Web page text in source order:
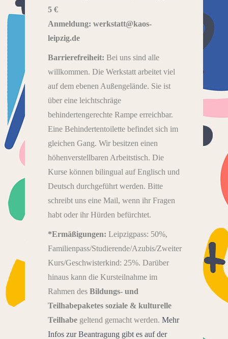
5 €
Anmeldung: werkstatt@kaos-
leipzig.de
Barrierefreiheit: Bei uns sind alle
willkommen. Die Werkstatt arbeitet viel
auf dem ebenen Außengelände. Sie ist
über eine leichtschräge
behindertengerechte Rampe erreichbar.
Eine Behindertentoilette befindet sich im
gleichen Gang. Wir besitzen einen
höhenverstellbaren Arbeitstisch. Die
Kurse können bilingual auf Englisch und
Deutsch durchgeführt werden. Bitte
schreibt uns eine Mail, wenn ihr Fragen
habt oder ihr Hürden befürchtet.
*Ermäßigungen: Leipzigpass: 50%,
Familienpass/Studierende/Azubis/Zweiter
Kurs/Geschwisterkind: 25%. Darüber
hinaus kann die Kursteilnahme im
Rahmen des Bildungs- und
Teilhabepaketes soziale & kulturelle
Teilhabe geltend gemacht werden. Mehr
Infos zur Beantragung gibt es auf der